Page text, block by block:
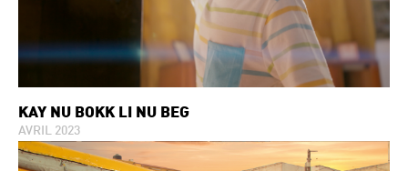
KAY ÑU BOKK LI ÑU BËG
AVRIL 2023